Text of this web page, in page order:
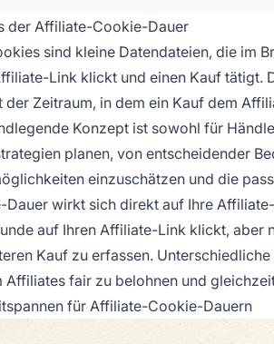
der Affiliate-Cookie-Dauer
sind kleine Datendateien, die im
Link klickt und einen Kauf tätigt.
der Zeitraum, in dem ein Kauf dem
Konzept ist sowohl für
planen, von entscheidender
einzuschätzen und die
Dauer wirkt sich direkt auf Ihre
auf Ihren Affiliate-Link klickt,
Kauf zu erfassen.
Affiliates fair zu belohnen und
für Affiliate-Cookie-Dauern